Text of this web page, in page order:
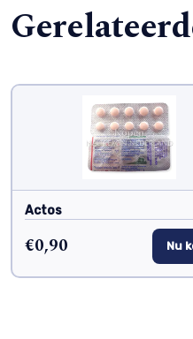
Actos
€0,90 Nu